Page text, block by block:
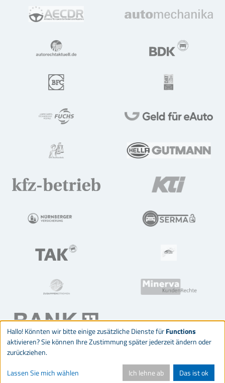
© 2026 Verband des Kfz-Gewerbes Baden-Württemberg
Hallo! Könnten wir bitte einige zusätzliche Dienste fürFunctions
aktivieren? Sie können Ihre Zustimmung später jederzeit ändern oder
zurückziehen.
Lassen Sie mich wählen
Ich lehne ab Das ist ok